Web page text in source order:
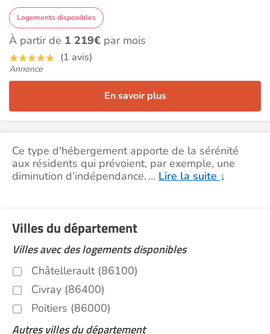
Logements disponibles
À partir de 1 219€ par mois
(1 avis)
Annonce
En savoir plus
Ce type d'hébergement apporte de la sérénité
aux résidents qui prévoient, par exemple, une
diminution d'indépendance. … Lire la suite ↓
Villes du département
Villes avec des logements disponibles
Châtellerault (86100)
Civray (86400)
Poitiers (86000)
Autres villes du département